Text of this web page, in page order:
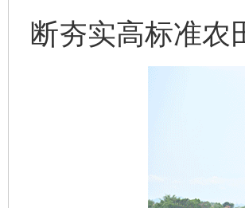
断夯实高标准农